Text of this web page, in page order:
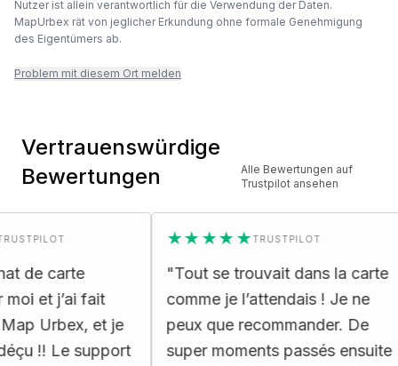
Nutzer ist allein verantwortlich für die Verwendung der Daten.
MapUrbex rät von jeglicher Erkundung ohne formale Genehmigung
des Eigentümers ab.
Problem mit diesem Ort melden
Vertrauenswürdige
Bewertungen
Alle Bewertungen auf
Trustpilot ansehen
carte
j’ai fait
et je
Le support
★★★★★ TRUSTPILOT
Tout se trouvait dans la carte
comme je l’attendais ! Je ne
peux que recommander. De
super moments passés ensuite
"